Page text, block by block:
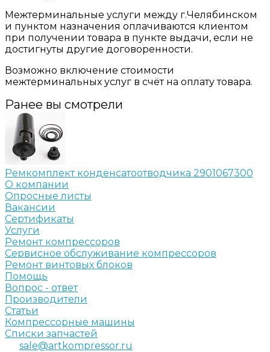
Межтерминальные услуги между г.Челябинском
и пунктом назначения оплачиваются клиентом
при получении товара в пункте выдачи, если не
достигнуты другие договоренности.
Возможно включение стоимости
межтерминальных услуг в счёт на оплату товара.
Ранее вы смотрели
Ремкомплект конденсатоотводчика 2901067300
О компании
Опросные листы
Вакансии
Сертификаты
Услуги
Ремонт компрессоров
Сервисное обслуживание компрессоров
Ремонт винтовых блоков
Помощь
Вопрос - ответ
Производители
Статьи
Компрессорные машины
Списки запчастей
sale@artkompressor.ru